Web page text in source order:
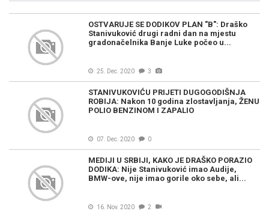
OSTVARUJE SE DODIKOV PLAN "B": Draško
Stanivuković drugi radni dan na mjestu
gradonačelnika Banje Luke počeo u...
25. Dec. 2020 3
STANIVUKOVIĆU PRIJETI DUGOGODIŠNJA
ROBIJA: Nakon 10 godina zlostavljanja, ŽENU
POLIO BENZINOM I ZAPALIO
07. Dec. 2020 0
MEDIJI U SRBIJI, KAKO JE DRAŠKO PORAZIO
DODIKA: Nije Stanivuković imao Audije,
BMW-ove, nije imao gorile oko sebe, ali...
16. Nov. 2020 2